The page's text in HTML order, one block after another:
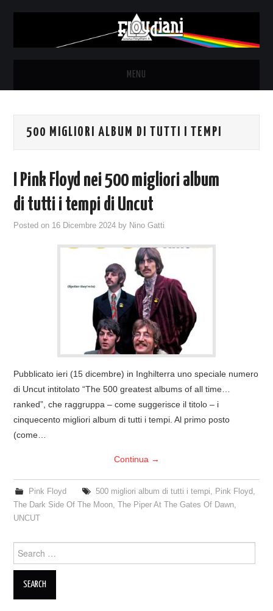
MENU
NEWS
SYD BARRETT – ALLE SOGLIE
DELL’ALBA
COVER & TRIBUTI
DISCOGRAFIA
LINKS
CONTATTI
POLICY/COOKIES
500 MIGLIORI ALBUM DI TUTTI I TEMPI
I Pink Floyd nei 500 migliori album
di tutti i tempi di Uncut
Posted on 16 Dicembre 2024 by Nino Gatti
Pubblicato ieri (15 dicembre) in Inghilterra uno speciale numero
di Uncut intitolato “The 500 greatest albums of all time…
ranked”, che raggruppa – come suggerisce il titolo – i
cinquecento migliori album di tutti i tempi. Al primo posto
(come…
Continua →
Pink Floyd 500 migliori album di tutti i tempi, Pink Floyd,
The Dark Side Of The Moon,The Piper At The Gates Of Dawn,
UNCUT
for: